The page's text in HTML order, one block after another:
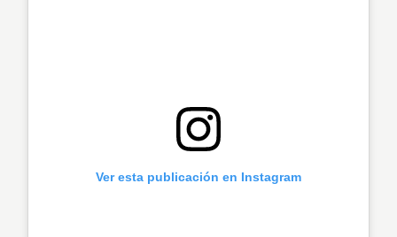
Ver esta publicación en Instagram